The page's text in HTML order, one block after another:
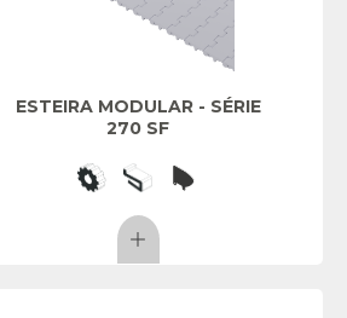
ESTEIRA MODULAR - SÉRIE
270 SF